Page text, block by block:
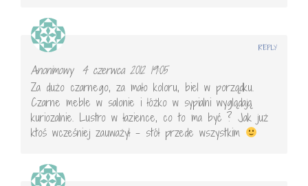
Anonimowy
4 czerwca 2012 19:05
Za dużo czarnego, za mało koloru, biel w porządku.
Czarne meble w salonie i łóżko w sypialni wyglądają
kuriozalnie. Lustro w łazience, co to ma być ? Jak już
ktoś wcześniej zauważył – stół przede wszystkim
REPLY